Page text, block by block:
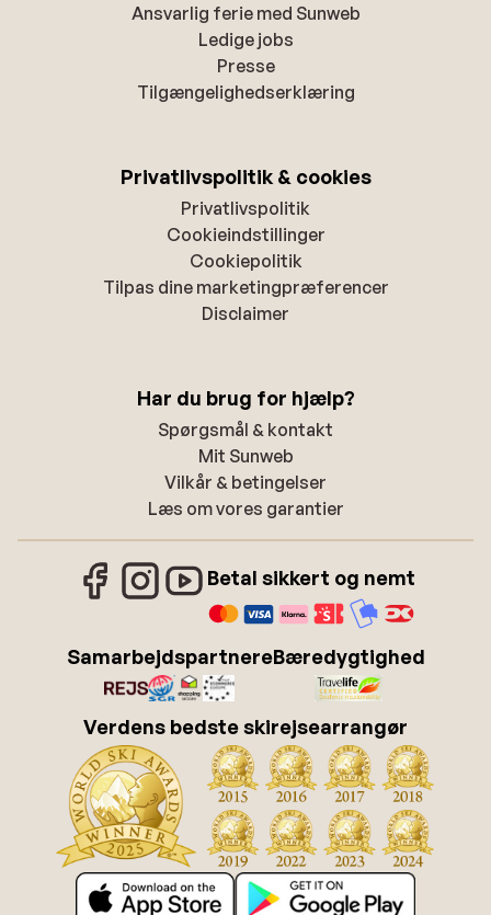
Ansvarlig ferie med Sunweb
Ledige jobs
Presse
Tilgængelighedserklæring
Privatlivspolitik & cookies
Privatlivspolitik
Cookieindstillinger
Cookiepolitik
Tilpas dine marketingpræferencer
Disclaimer
Har du brug for hjælp?
Spørgsmål & kontakt
Mit Sunweb
Vilkår & betingelser
Læs om vores garantier
Betal sikkert og nemt
SamarbejdspartnereBæredygtighed
Verdens bedste skirejsearrangør